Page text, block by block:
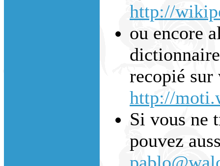
http://
ou encore
recopié
http://
Si vous ne
pouvez